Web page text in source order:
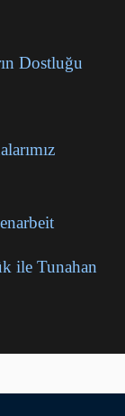
Dostluğu
ile Tunahan